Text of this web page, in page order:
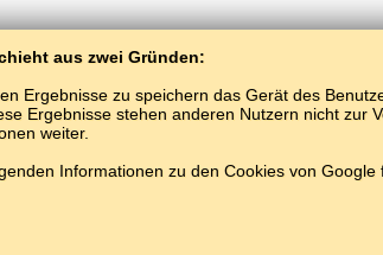
aus zwei Gründen:
Ergebnisse zu speichern das Gerät des
Ergebnisse stehen anderen Nutzern nicht zur
weiter.
Informationen zu den Cookies von
/ Worte und Bilder/ Ukrainisch in Bildern